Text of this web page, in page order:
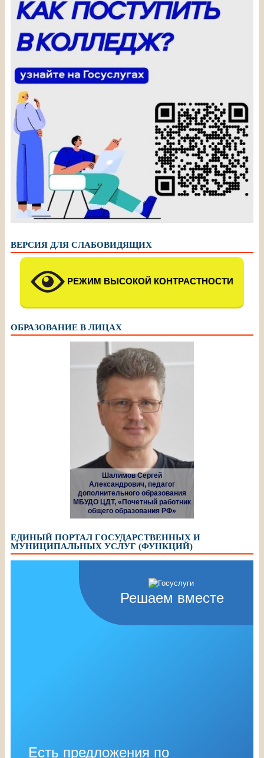
ВЕРСИЯ ДЛЯ СЛАБОВИДЯЩИХ
РЕЖИМ ВЫСОКОЙ КОНТРАСТНОСТИ
ОБРАЗОВАНИЕ В ЛИЦАХ
Шалимов Сергей
Александрович, педагог
дополнительного образования
МБУДО ЦДТ, «Почетный работник
общего образования РФ»
ЕДИНЫЙ ПОРТАЛ ГОСУДАРСТВЕННЫХ И
МУНИЦИПАЛЬНЫХ УСЛУГ (ФУНКЦИЙ)
Решаем вместе
Есть предложения по